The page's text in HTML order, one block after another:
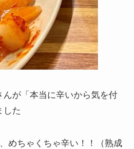
んが「本当に辛いから気を付
した
めちゃくちゃ辛い！！（熟成